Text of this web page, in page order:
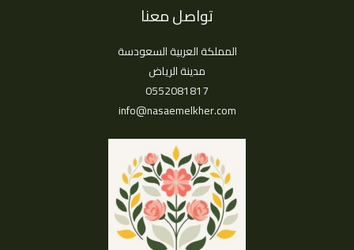
تواصل معنا
المملكة العربية السعودسة
مدينة الرياض
0552081817
info@nasaemelkher.com